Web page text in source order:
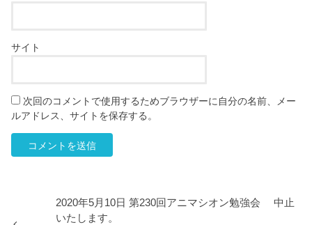
サイト
次回のコメントで使用するためブラウザーに自分の名前、メー
ルアドレス、サイトを保存する。
2020年5月10日 第230回アニマシオン勉強会 中止
いたします。